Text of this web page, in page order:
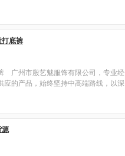
打底裤
广州市殷艺魅服饰有限公司，专业经
的产品，始终坚持中高端路线，以深
源